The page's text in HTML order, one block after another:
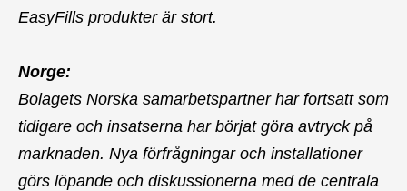
EasyFills produkter är stort.
Norge:
Bolagets Norska samarbetspartner har fortsatt som
tidigare och insatserna har börjat göra avtryck på
marknaden. Nya förfrågningar och installationer
görs löpande och diskussionerna med de centrala